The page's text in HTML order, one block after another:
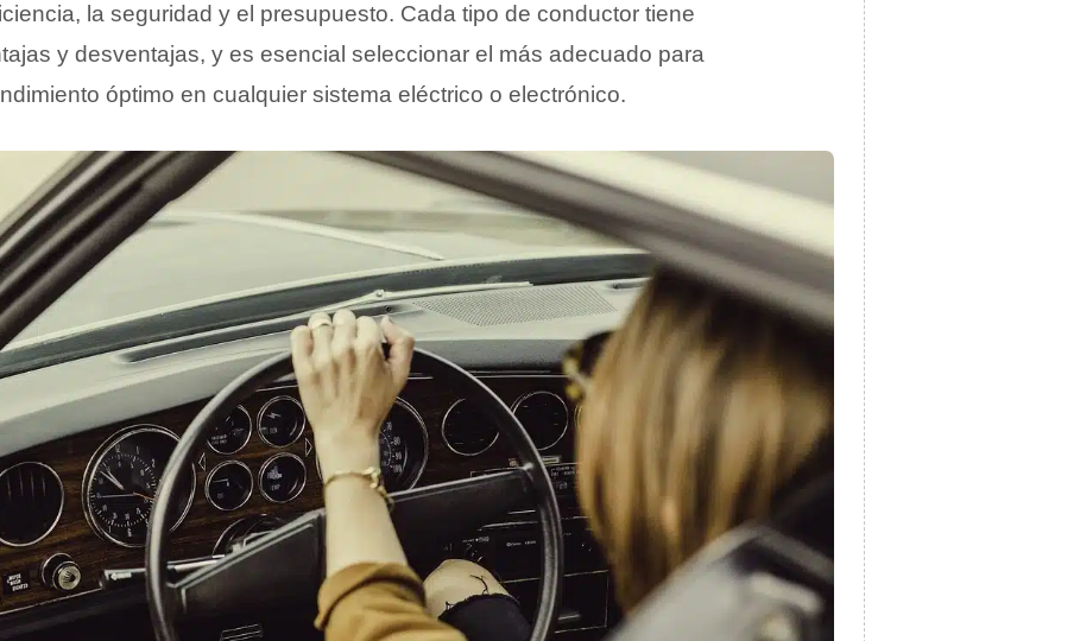
la seguridad y el presupuesto. Cada tipo de conductor tiene
y desventajas, y es esencial seleccionar el más adecuado para
óptimo en cualquier sistema eléctrico o electrónico.